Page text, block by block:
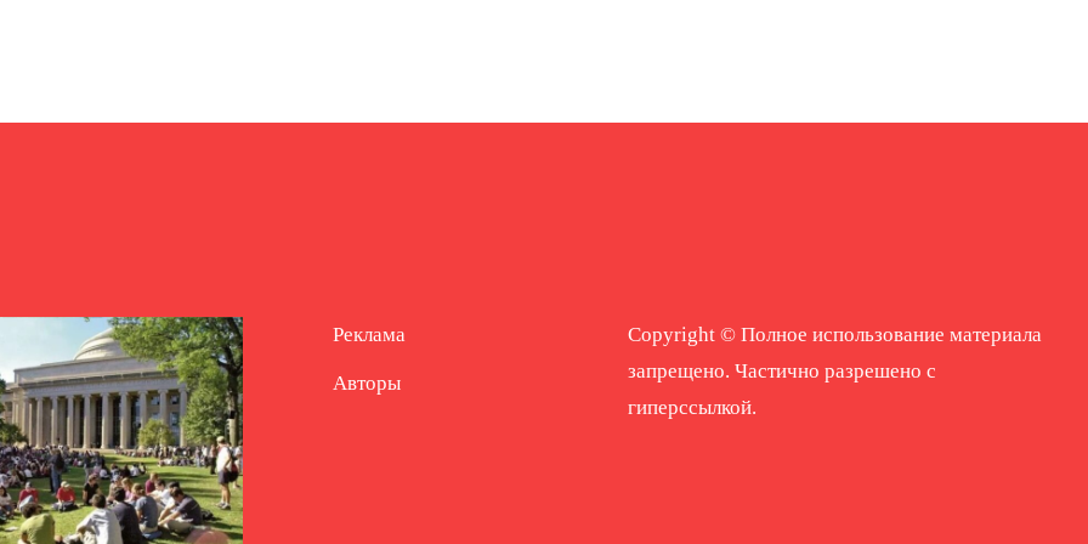
Реклама
Авторы
Copyright © Полное использование материала
запрещено. Частично разрешено с
гиперссылкой.